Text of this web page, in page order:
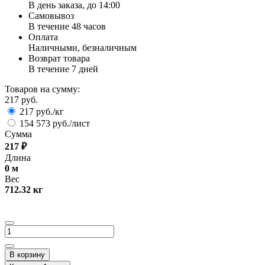
В день заказа, до 14:00
Самовывоз
В течение 48 часов
Оплата
Наличными, безналичным
Возврат товара
В течение 7 дней
Товаров на сумму:
217 руб.
217 руб./кг
154 573 руб./лист
Сумма
217 ₽
Длина
0 м
Вес
712.32 кг
В корзину